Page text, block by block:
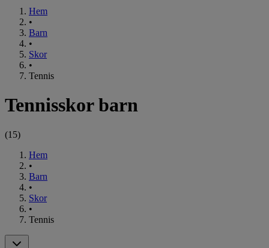
Hem
•
Barn
•
Skor
•
Tennis
Tennisskor barn
(15)
Hem
•
Barn
•
Skor
•
Tennis